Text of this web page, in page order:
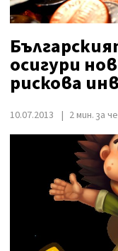
осигури
рискова
10.07.2013 2 мин. за